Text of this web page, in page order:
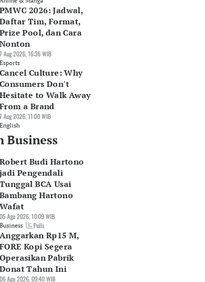
Belum
ke
WIB
Dorong Kinerja,
Gebyar Merdeka dan
Fasilitas Layanan
Kesehatan
Business
PMWC 2026: Jadwal,
Daftar Tim, Format,
Prize Pool, dan Cara
Nonton
7 Aug 2026, 16:36 WIB
Esports
Cancel Culture: Why
Consumers Don't
Hesitate to Walk Away
From a Brand
7 Aug 2026, 11:00 WIB
English
Business
Robert Budi Hartono
jadi Pengendali
Tunggal BCA Usai
Bambang Hartono
Wafat
05 Agu 2026, 10:09 WIB
Business Polls
Anggarkan Rp15 M,
FORE Kopi Segera
Operasikan Pabrik
Donat Tahun Ini
06 Agu 2026, 09:40 WIB